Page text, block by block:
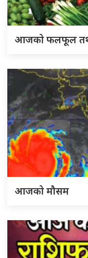
आजको फलफूल
आजको मौसम